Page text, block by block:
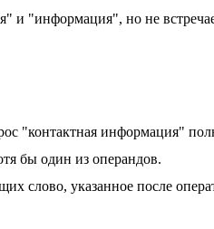
и "информация", но не
"контактная информация"
бы один из операндов.
слово, указанное после